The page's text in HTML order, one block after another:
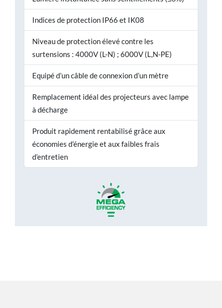
Indices de protection IP66 et IK08
Niveau de protection élevé contre les
surtensions : 4000V (L-N) ; 6000V (L,N-PE)
Equipé d’un câble de connexion d’un mètre
Remplacement idéal des projecteurs avec lampe
à décharge
Produit rapidement rentabilisé grâce aux
économies d’énergie et aux faibles frais
d’entretien